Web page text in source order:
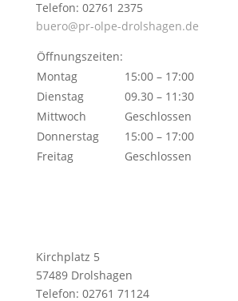
Telefon: 02761 2375
buero@pr-olpe-drolshagen.de
Öffnungszeiten:
Montag
15:00 – 17:00
Dienstag
09.30 – 11:30
Mittwoch
Geschlossen
Donnerstag
15:00 – 17:00
Freitag
Geschlossen
Kirchplatz 5
57489 Drolshagen
Telefon: 02761 71124